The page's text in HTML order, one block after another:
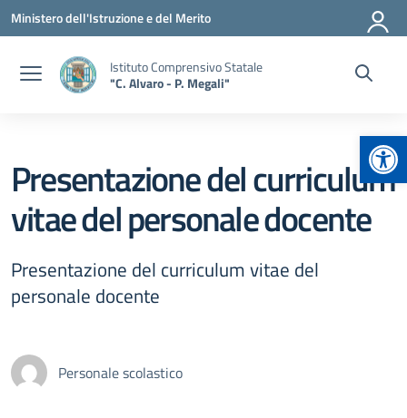
Vai ai contenuti
Vai al menu di navigazione
Vai al footer
Ministero dell'Istruzione e del Merito
Istituto Comprensivo Statale
"C. Alvaro - P. Megali"
Presentazione del curriculum
vitae del personale docente
Presentazione del curriculum vitae del
personale docente
Personale scolastico